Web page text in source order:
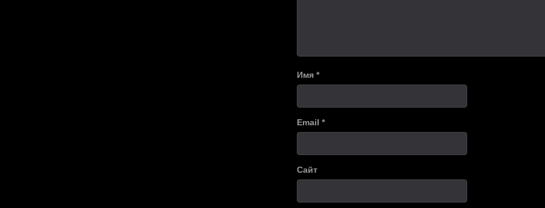
Имя *
Email *
Сайт